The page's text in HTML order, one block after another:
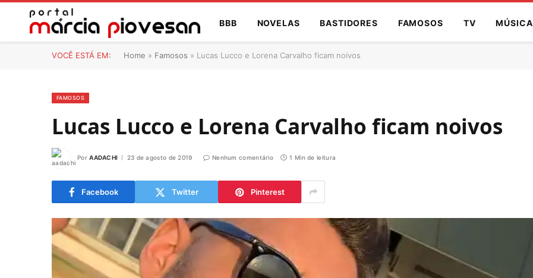
BBB NOVELAS BASTIDORES FAMOSOS TV MÚSICA
VOCÊ ESTÁ EM: Home » Famosos » Lucas Lucco e Lorena Carvalho ficam noivos
FAMOSOS
Lucas Lucco e Lorena Carvalho ficam noivos
Por AADACHI 23 de agosto de 2019 Nenhum comentário 1 Min de leitura
Facebook Twitter Pinterest